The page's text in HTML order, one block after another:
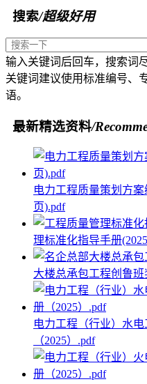
搜索/超级好用
输入关键词后回车，搜索词
关键词建议使用标准编号、
语。
最新精选资料/
电力工程质量策划方
页).pdf
理标准化指导手册
大楼总承包工程创鲁班
电力工程（行业）水
（2025）.pdf